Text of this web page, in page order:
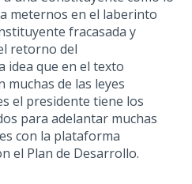
meternos en el laberinto
fracasada y
retorno del
idea que en el texto
muchas de las leyes
el presidente tiene los
para adelantar muchas
con la plataforma
el Plan de Desarrollo.